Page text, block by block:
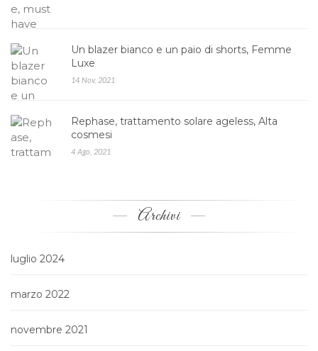
Un blazer bianco e un paio di shorts, Femme
Luxe
14 Nov, 2021
Rephase, trattamento solare ageless, Alta
cosmesi
4 Ago, 2021
Archivi
luglio 2024
marzo 2022
novembre 2021